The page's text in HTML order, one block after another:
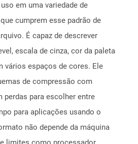
em uma variedade de
cumprem esse padrão de
É capaz de descrever
escala de cinza, cor da paleta
vários espaços de cores. Ele
de compressão com
perdas para escolher entre
para aplicações usando o
não depende da máquina